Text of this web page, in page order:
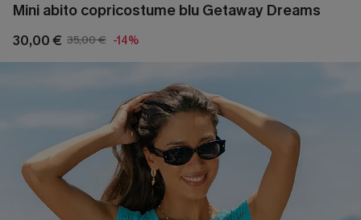
Mini abito copricostume blu Getaway Dreams
30,00 € 35,00 € -14%